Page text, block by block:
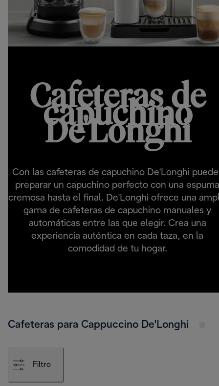
Cafeteras de
capuchino
De'Longhi
Con las cafeteras de capuchino De'Longhi
preparar un capuchino perfecto con una espuma
cremosa hasta el final. De'Longhi ofrece una
gama de cafeteras de capuchino manuales y
automáticas entre las que elegir. Crea una
experiencia auténtica en cada taza, en la
comodidad de tu hogar.
Cafeteras para Cappuccino De'Longhi
Filtro